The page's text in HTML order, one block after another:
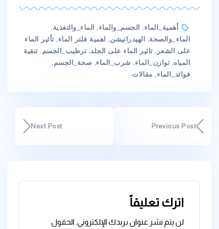
Tagsأهمية_الماء, الجسم_والماء, الماء_والتغذية,
الماء_والصحة, الهيدراتيشن, اهمية فلتر الماء, تأثير الماء
على الشعر , تاثير الماء على الجلد, ترطيب_الجسم, تنقية
المياه, توازن_الماء, شرب_الماء, صحة_الجسم,
فوائد_الماء, مقالات
Previous Post
Next Post
اترك تعليقاً
لن يتم نشر عنوان بريدك الإلكتروني. الحقول